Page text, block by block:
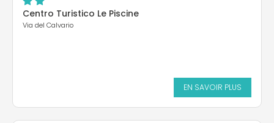
Centro Turistico Le Piscine
Via del Calvario
EN SAVOIR PLUS